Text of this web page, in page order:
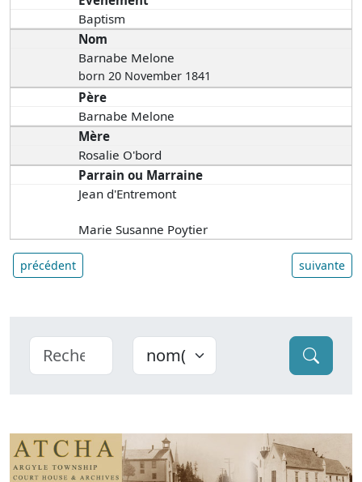
Baptism
Nom
Barnabe Melone
born 20 November 1841
Père
Barnabe Melone
Mère
Rosalie O'bord
Parrain ou Marraine
Jean d'Entremont
Marie Susanne Poytier
précédent suivante